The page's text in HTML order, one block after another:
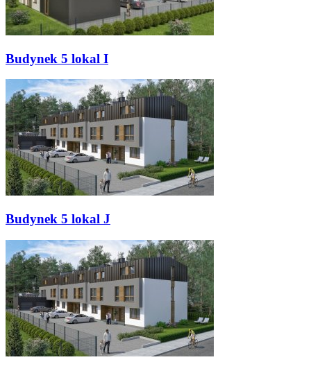
Budynek 5 lokal I
Budynek 5 lokal J